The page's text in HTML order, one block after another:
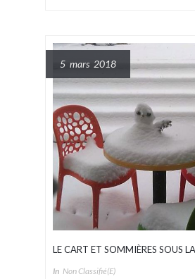
5 mars 2018
LE CART ET SOMMIÈRES SOUS
In Non Classifié(e)